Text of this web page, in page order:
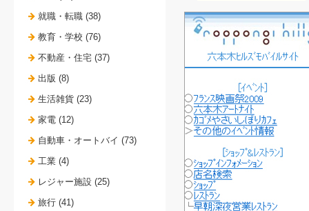
就職・転職 (38)
教育・学校 (76)
不動産・住宅 (37)
出版 (8)
生活雑貨 (23)
家電 (12)
自動車・オートバイ (73)
工業 (4)
レジャー施設 (25)
旅行 (41)